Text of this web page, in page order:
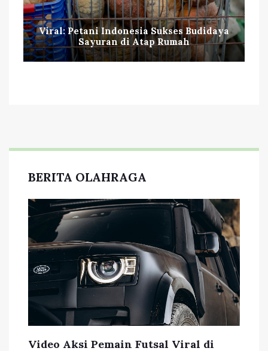
Viral: Petani Indonesia Sukses Budidaya
Sayuran di Atap Rumah
BERITA OLAHRAGA
Video Aksi Pemain Futsal Viral di